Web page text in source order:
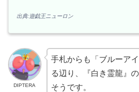
出典:遊戯王ニューロン
DIPTERA
手札からも「ブルーア
る辺り、『白き霊龍』
そうです。